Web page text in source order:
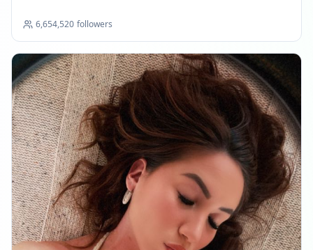
6,654,520 followers